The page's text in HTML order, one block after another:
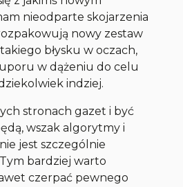
nieodparte skojarzenia
nowy zestaw
błysku w oczach,
w dążeniu do celu
indziej.
stronach gazet i być
wszak algorytmy i
jest szczególnie
bardziej warto
czerpać pewnego